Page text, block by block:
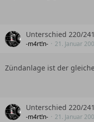
Unterschied 220/
-m4rt!n- 21. Januar
Zündanlage ist der
Unterschied 220/
-m4rt!n- 21. Januar